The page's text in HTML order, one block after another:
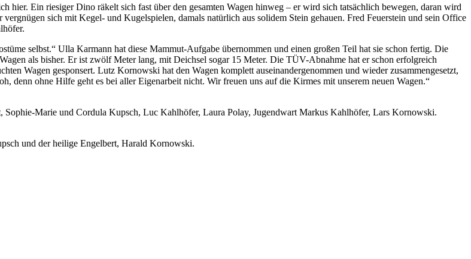
hier. Ein riesiger Dino räkelt sich fast über den gesamten Wagen hinweg – er wird sich tatsächlich bewegen, daran wird
sich mit Kegel- und Kugelspielen, damals natürlich aus solidem Stein gehauen. Fred Feuerstein und sein Office
selbst.“ Ulla Karmann hat diese Mammut-Aufgabe übernommen und einen großen Teil hat sie schon fertig. Die
als bisher. Er ist zwölf Meter lang, mit Deichsel sogar 15 Meter. Die TÜV-Abnahme hat er schon erfolgreich
Wagen gesponsert. Lutz Kornowski hat den Wagen komplett auseinandergenommen und wieder zusammengesetzt,
denn ohne Hilfe geht es bei aller Eigenarbeit nicht. Wir freuen uns auf die Kirmes mit unserem neuen Wagen.“
Marie und Cordula Kupsch, Luc Kahlhöfer, Laura Polay, Jugendwart Markus Kahlhöfer, Lars Kornowski.
und der heilige Engelbert, Harald Kornowski.